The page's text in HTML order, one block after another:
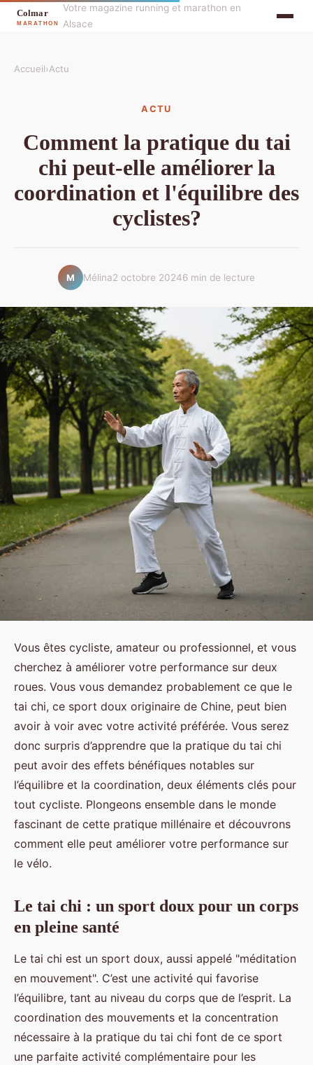
Votre magazine running et marathon en
Alsace
Accueil›Actu
ACTU
Comment la pratique du tai
chi peut-elle améliorer la
coordination et l'équilibre des
cyclistes?
M Mélina2 octobre 20246 min de lecture
Vous êtes cycliste, amateur ou professionnel, et vous
cherchez à améliorer votre performance sur deux
roues. Vous vous demandez probablement ce que le
tai chi, ce sport doux originaire de Chine, peut bien
avoir à voir avec votre activité préférée. Vous serez
donc surpris d’apprendre que la pratique du tai chi
peut avoir des effets bénéfiques notables sur
l’équilibre et la coordination, deux éléments clés pour
tout cycliste. Plongeons ensemble dans le monde
fascinant de cette pratique millénaire et découvrons
comment elle peut améliorer votre performance sur
le vélo.
Le tai chi : un sport doux pour un corps
en pleine santé
Le tai chi est un sport doux, aussi appelé "méditation
en mouvement". C’est une activité qui favorise
l’équilibre, tant au niveau du corps que de l’esprit. La
coordination des mouvements et la concentration
nécessaire à la pratique du tai chi font de ce sport
une parfaite activité complémentaire pour les